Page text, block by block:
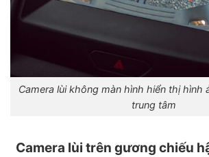
Camera lùi không màn hình hiển thị hình
trung tâm
Camera lùi trên gương chiếu